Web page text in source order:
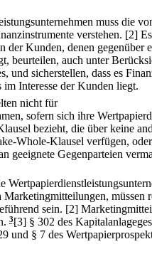
muss die
verstehen. [2]
der Kunden, denen gegenüber
beurteilen, auch unter
und sicherstellen, dass es
Interesse der Kunden liegt.
nicht für
sofern sich ihre
bezieht, die über keine
Whole-Klausel verfügen,
geeignete Gegenparteien
müssen
sein. [2]
3[3] § 302 des
und § 7 des